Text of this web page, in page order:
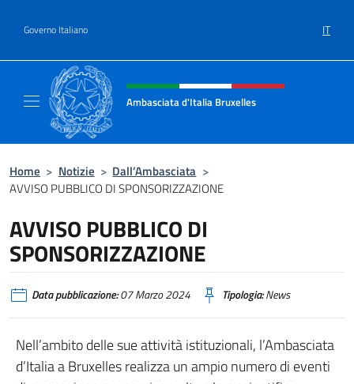
Governo Italiano IT
Intestazione sito, social e menù
Ambasciata d'Italia Bruxelles
Home > Notizie > Dall’Ambasciata >
AVVISO PUBBLICO DI SPONSORIZZAZIONE
AVVISO PUBBLICO DI
SPONSORIZZAZIONE
Data pubblicazione:07 Marzo 2024 Tipologia:News
Nell’ambito delle sue attività istituzionali, l’Ambasciata
d’Italia a Bruxelles realizza un ampio numero di eventi